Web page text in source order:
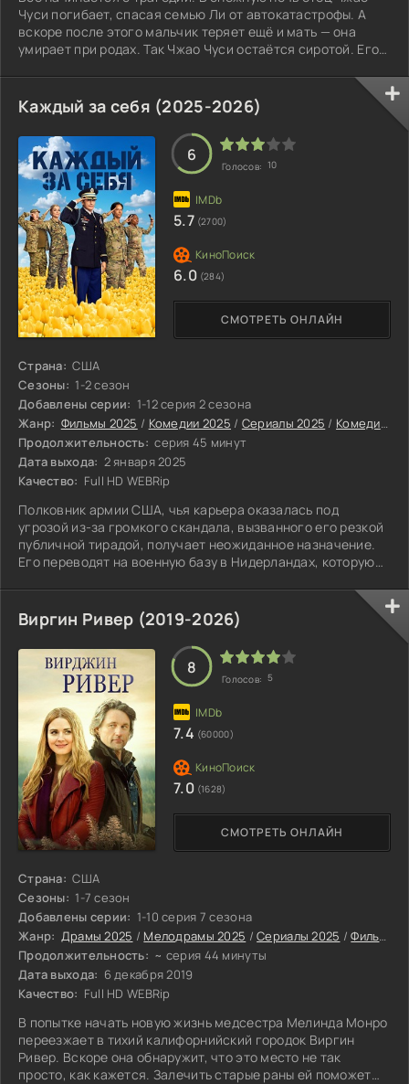
Чуси погибает, спасая семью Ли от автокатастрофы. А
вскоре после этого мальчик теряет ещё и мать — она
умирает при родах. Так Чжао Чуси остаётся сиротой. Его
Каждый за себя (2025-2026)
Страна: США
Сезоны: 1-2 сезон
Добавлены серии: 1-12 серия 2 сезона
Жанр: Фильмы 2025 / Комедии 2025 / Сериалы 2025 / Комедийные сериалы
Продолжительность: серия 45 минут
Дата выхода: 2 января 2025
Качество: Full HD WEBRip
Полковник армии США, чья карьера оказалась под
угрозой из-за громкого скандала, вызванного его резкой
публичной тирадой, получает неожиданное назначение.
Его переводят на военную базу в Нидерландах, которую
страны.
СМОТРЕТЬ ОНЛАЙН
6
Голосов: 10
5.7 (2700)
6.0 (284)
Виргин Ривер (2019-2026)
Страна: США
Сезоны: 1-7 сезон
Добавлены серии: 1-10 серия 7 сезона
Жанр: Драмы 2025 / Мелодрамы 2025 /Сериалы 2025 /Фильмы 2025
Продолжительность: ~ серия 44 минуты
Дата выхода: 6 декабря 2019
Качество: Full HD WEBRip
В попытке начать новую жизнь медсестра Мелинда Монро
переезжает в тихий калифорнийский городок Виргин
Ривер. Вскоре она обнаружит, что это место не так
просто, как кажется. Залечить старые раны ей поможет
СМОТРЕТЬ ОНЛАЙН
8
Голосов: 5
7.4 (60000)
7.0 (1628)